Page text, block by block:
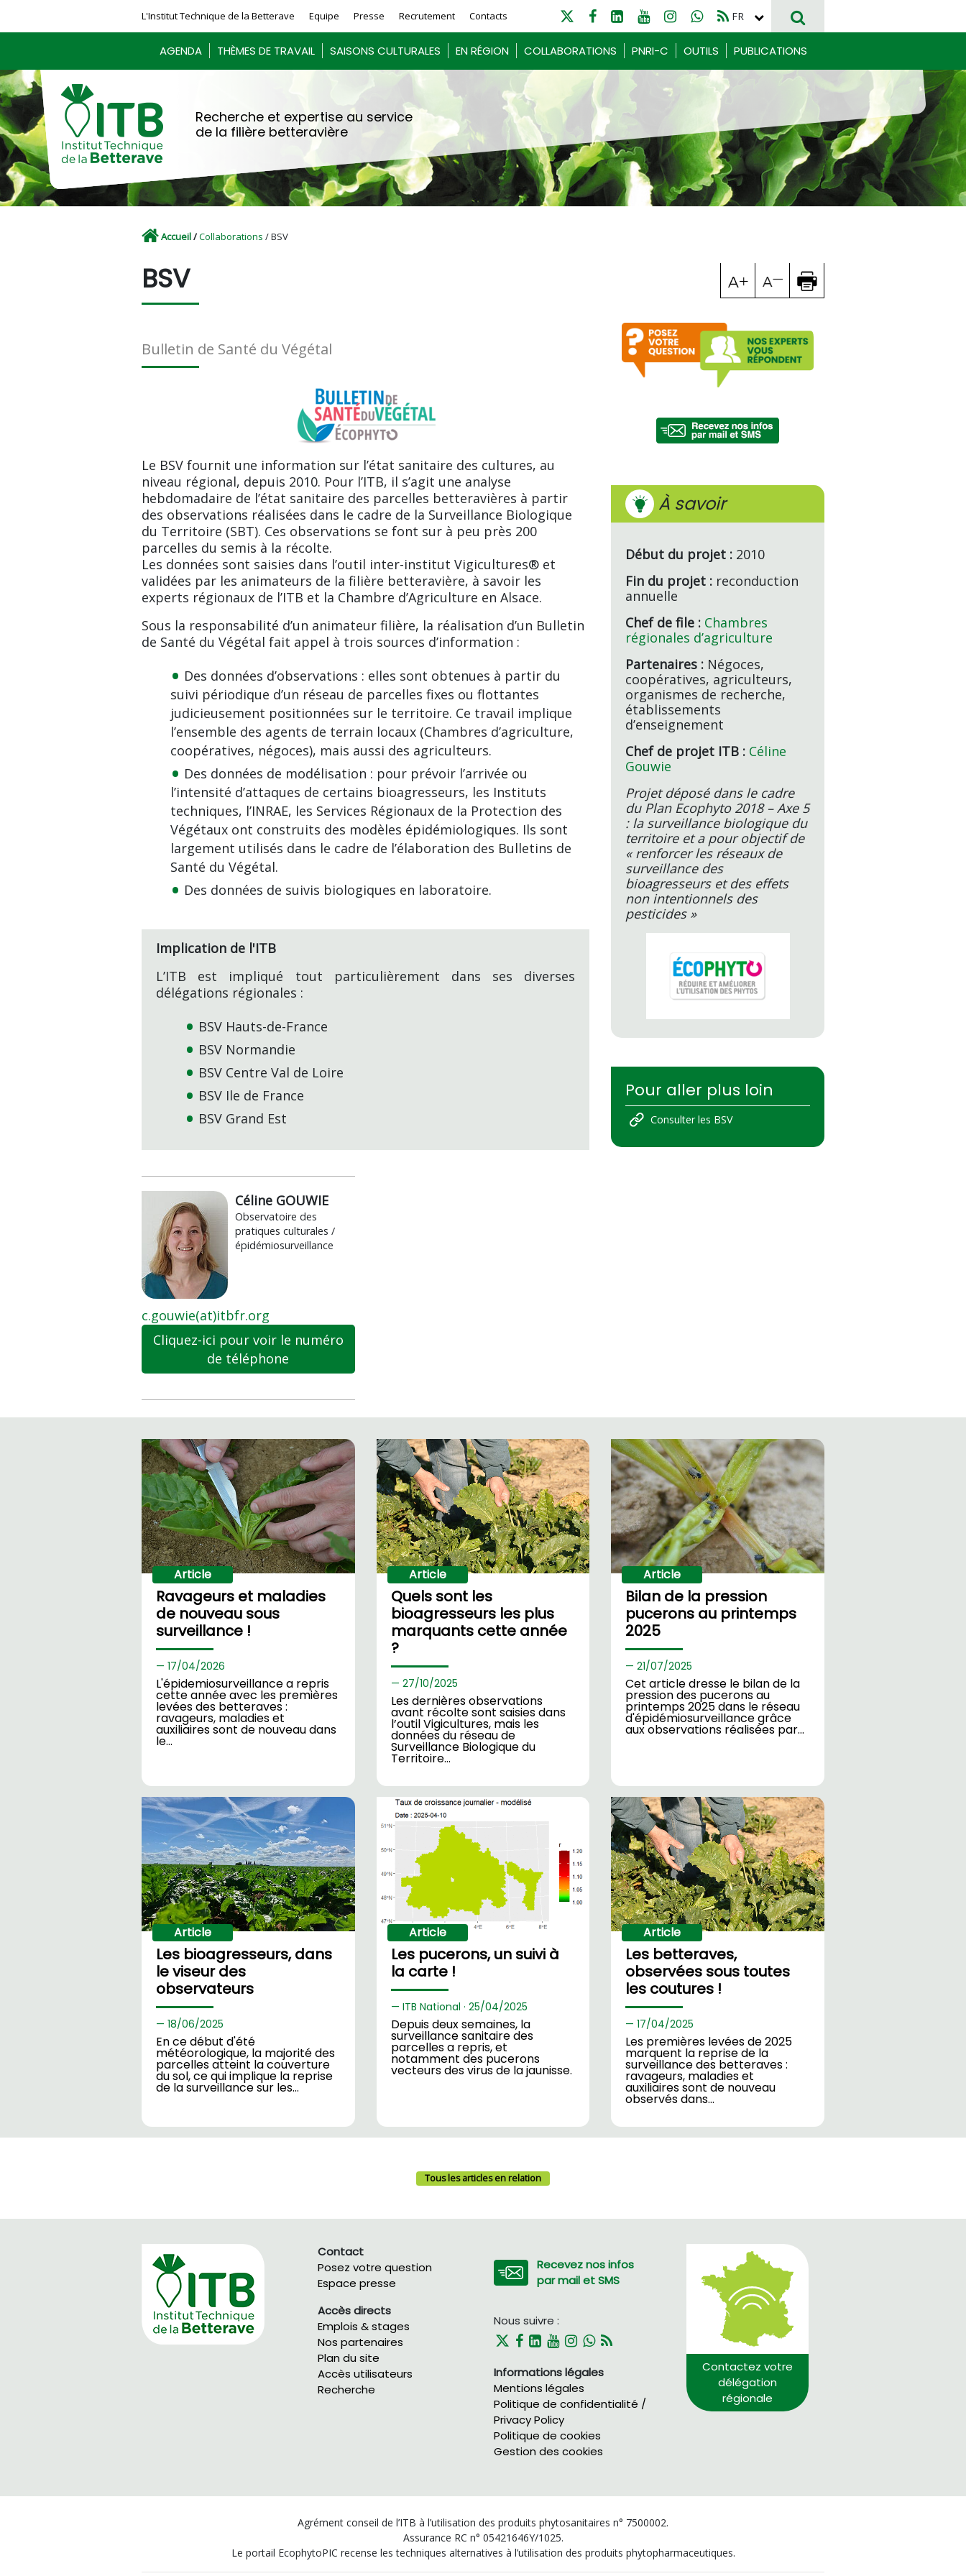
L'Institut Technique de la Betterave Equipe Presse Recrutement Contacts FR
EN
AGENDA THÈMES DE TRAVAIL SAISONS CULTURALES EN RÉGION COLLABORATIONS PNRI-C OUTILS PUBLICATIONS
Recherche et expertise au service
de la filière betteravière
Accueil/Collaborations / BSV
BSV
Bulletin de Santé du Végétal
Le BSV fournit une information sur l’état sanitaire des cultures, au
niveau régional, depuis 2010. Pour l’ITB, il s’agit une analyse
hebdomadaire de l’état sanitaire des parcelles betteravières à partir
des observations réalisées dans le cadre de la Surveillance Biologique
du Territoire (SBT). Ces observations se font sur à peu près 200
parcelles du semis à la récolte.
Les données sont saisies dans l’outil inter-institut Vigicultures® et
validées par les animateurs de la filière betteravière, à savoir les
experts régionaux de l’ITB et la Chambre d’Agriculture en Alsace.
Sous la responsabilité d’un animateur filière, la réalisation d’un Bulletin
de Santé du Végétal fait appel à trois sources d’information :
Des données d’observations : elles sont obtenues à partir du
suivi périodique d’un réseau de parcelles fixes ou flottantes
judicieusement positionnées sur le territoire. Ce travail implique
l’ensemble des agents de terrain locaux (Chambres d’agriculture,
coopératives, négoces), mais aussi des agriculteurs.
Des données de modélisation : pour prévoir l’arrivée ou
l’intensité d’attaques de certains bioagresseurs, les Instituts
techniques, l’INRAE, les Services Régionaux de la Protection des
Végétaux ont construits des modèles épidémiologiques. Ils sont
largement utilisés dans le cadre de l’élaboration des Bulletins de
Santé du Végétal.
Des données de suivis biologiques en laboratoire.
Implication de l'ITB
L’ITB est impliqué tout particulièrement dans ses diverses
délégations régionales :
BSV Hauts-de-France
BSV Normandie
BSV Centre Val de Loire
BSV Ile de France
BSV Grand Est
À savoir
Début du projet : 2010
Fin du projet : reconduction
annuelle
Chef de file : Chambres
régionales d’agriculture
Partenaires : Négoces,
coopératives, agriculteurs,
organismes de recherche,
établissements
d’enseignement
Chef de projet ITB : Céline
Gouwie
Projet déposé dans le cadre
du Plan Ecophyto 2018 – Axe 5
: la surveillance biologique du
territoire et a pour objectif de
« renforcer les réseaux de
surveillance des
bioagresseurs et des effets
non intentionnels des
pesticides »
Pour aller plus loin
Consulter les BSV
Céline GOUWIE
Observatoire des
pratiques culturales /
épidémiosurveillance
c.gouwie(at)itbfr.org
Cliquez-ici pour voir le numéro
de téléphone
Article
Ravageurs et maladies
de nouveau sous
surveillance !
17/04/2026
L'épidemiosurveillance a repris
cette année avec les premières
levées des betteraves :
ravageurs, maladies et
auxiliaires sont de nouveau dans
le…
Article
Quels sont les
bioagresseurs les plus
marquants cette année
?
27/10/2025
Les dernières observations
avant récolte sont saisies dans
l’outil Vigicultures, mais les
données du réseau de
Surveillance Biologique du
Territoire…
Article
Bilan de la pression
pucerons au printemps
2025
21/07/2025
Cet article dresse le bilan de la
pression des pucerons au
printemps 2025 dans le réseau
d'épidémiosurveillance grâce
aux observations réalisées par…
Article
Les bioagresseurs, dans
le viseur des
observateurs
18/06/2025
En ce début d'été
météorologique, la majorité des
parcelles atteint la couverture
du sol, ce qui implique la reprise
de la surveillance sur les…
Article
Les pucerons, un suivi à
la carte !
ITB National · 25/04/2025
Depuis deux semaines, la
surveillance sanitaire des
parcelles a repris, et
notamment des pucerons
vecteurs des virus de la jaunisse.
Article
Les betteraves,
observées sous toutes
les coutures !
17/04/2025
Les premières levées de 2025
marquent la reprise de la
surveillance des betteraves :
ravageurs, maladies et
auxiliaires sont de nouveau
observés dans…
Tous les articles en relation
Contactez votre
délégation
régionale
Recevez nos infos
par mail et SMS
Nous suivre :
Informations légales
Mentions légales
Politique de confidentialité /
Privacy Policy
Politique de cookies
Gestion des cookies
Contact
Posez votre question
Espace presse
Accès directs
Emplois & stages
Nos partenaires
Plan du site
Accès utilisateurs
Recherche
Agrément conseil de l’ITB à l’utilisation des produits phytosanitaires n° 7500002.
Assurance RC n° 05421646Y/1025.
Le portail EcophytoPIC recense les techniques alternatives à l’utilisation des produits phytopharmaceutiques.